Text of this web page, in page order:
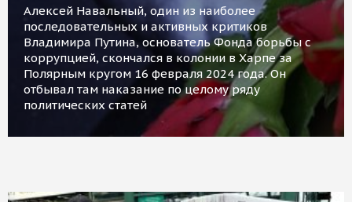
Алексей Навальный, один из наиболее
последовательных и активных критиков
Владимира Путина, основатель Фонда борьбы с
коррупцией, скончался в колонии в Харпе за
Полярным кругом 16 февраля 2024 года. Он
отбывал там наказание по целому ряду
политических статей